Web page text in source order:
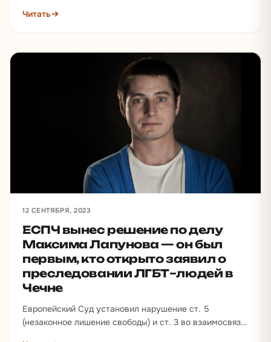
заявление,…
Читать
12 СЕНТЯБРЯ, 2023
ЕСПЧ вынес решение по делу
Максима Лапунова — он был
первым, кто открыто заявил о
преследовании ЛГБТ–людей в
Чечне
Европейский Суд установил нарушение ст. 5
(незаконное лишение свободы) и ст. 3 во взаимосвязи